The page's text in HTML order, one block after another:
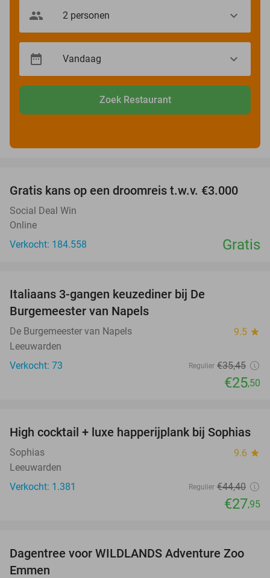
Zoek Restaurant
Gratis kans op een droomreis t.w.v. €3.000
Social Deal Win
Online
Verkocht: 184.558
Gratis
Italiaans 3-gangen keuzediner bij De
Burgemeester van Napels
De Burgemeester van Napels 9.5 star
Leeuwarden
Verkocht: 73
Regulier €35,45
€25,50
37%
High cocktail + luxe happerijplank bij Sophias
Sophias 9.6 star
Leeuwarden
Verkocht: 1.381
Regulier €44,40
€27,95
24%
Dagentree voor WILDLANDS Adventure Zoo
Emmen